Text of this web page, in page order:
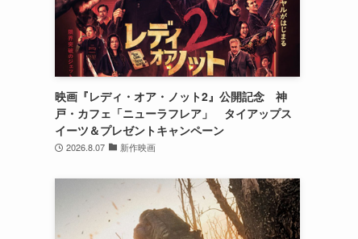
映画『レディ・オア・ノット2』公開記念 神
戸・カフェ「ニューラフレア」 タイアップス
イーツ＆プレゼントキャンペーン
2026.8.07 新作映画